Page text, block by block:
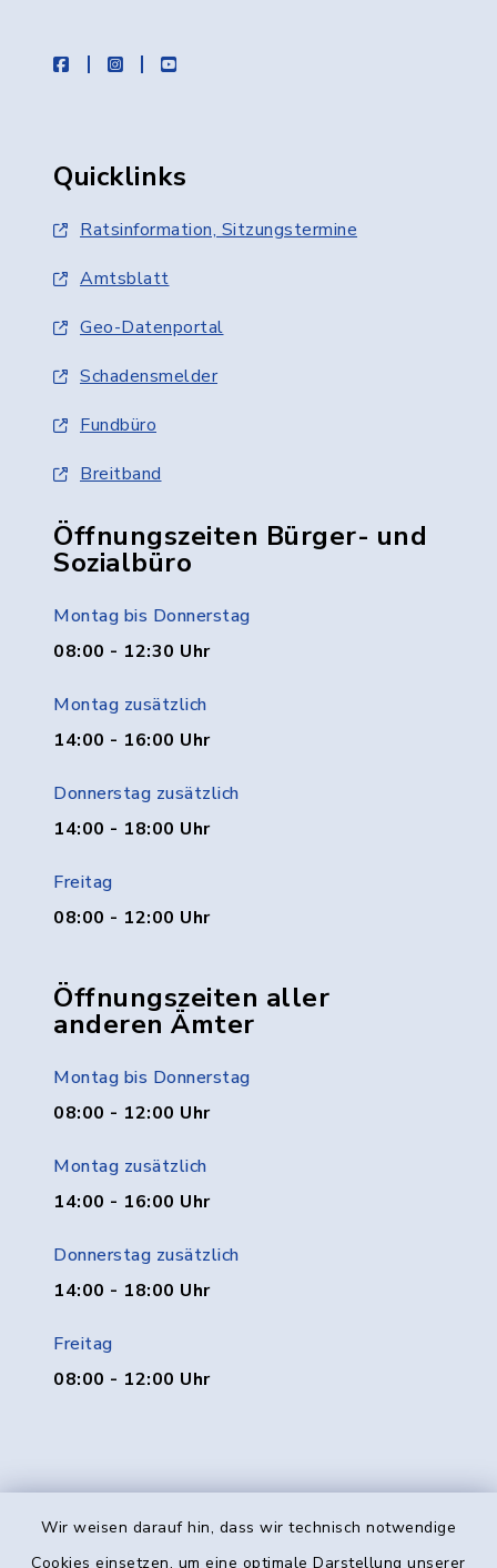
Wir weisen darauf hin, dass wir technisch notwendige
Cookies einsetzen, um eine optimale Darstellung unserer
facebookinstagramyoutube
Quicklinks
Ratsinformation, Sitzungstermine
Amtsblatt
Geo-Datenportal
Schadensmelder
Fundbüro
Breitband
Öffnungszeiten Bürger- und
Sozialbüro
Montag bis Donnerstag
08:00 - 12:30 Uhr
Montag zusätzlich
14:00 - 16:00 Uhr
Donnerstag zusätzlich
14:00 - 18:00 Uhr
Freitag
08:00 - 12:00 Uhr
Öffnungszeiten aller
anderen Ämter
Montag bis Donnerstag
08:00 - 12:00 Uhr
Montag zusätzlich
14:00 - 16:00 Uhr
Donnerstag zusätzlich
14:00 - 18:00 Uhr
Freitag
08:00 - 12:00 Uhr
Kontakt